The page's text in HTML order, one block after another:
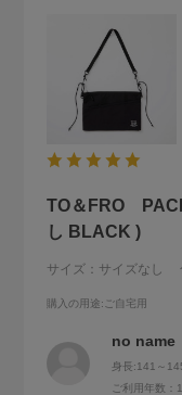
TO＆FRO
し BLACK )
サイズ：サイズなし
購入の用途:ご自宅用
no name
身長:141～
ご利用年数：